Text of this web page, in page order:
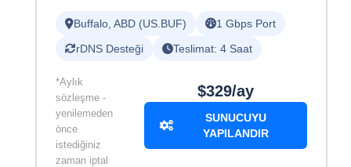
Buffalo, ABD (US.BUF)
1 Gbps Port
rDNS Desteği
Teslimat: 4 Saat
*Aylık
sözleşme -
yenilemeden
önce
istediğiniz
zaman iptal
$329/ay
SUNUCUYU
YAPILANDIR